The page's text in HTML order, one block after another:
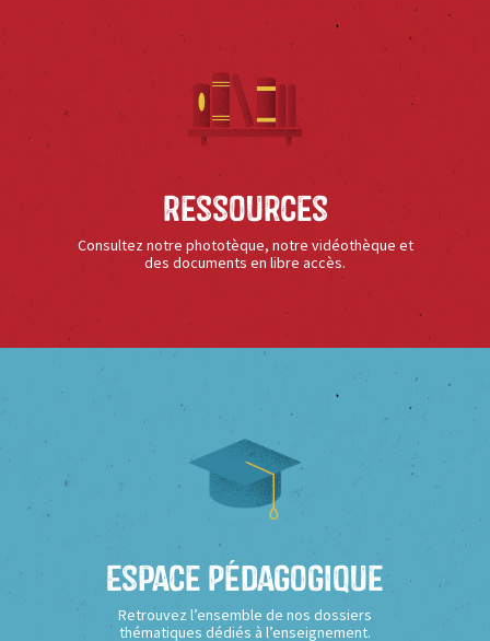
Ressources
Consultez notre phototèque, notre vidéothèque et
des documents en libre accès.
Espace Pédagogique
Retrouvez l’ensemble de nos dossiers
thématiques dédiés à l’enseignement.